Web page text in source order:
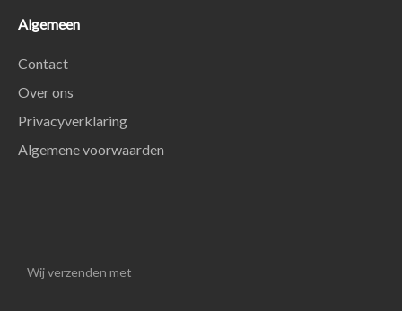
Algemeen
Contact
Over ons
Privacyverklaring
Algemene voorwaarden
Wij verzenden met